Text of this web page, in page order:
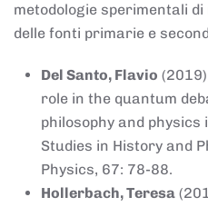
metodologie sperimentali
delle fonti primarie e
Del Santo, Flavio
role in the quantum
philosophy and physics
Studies in History and
Physics, 67: 78-88.
Hollerbach, Teresa